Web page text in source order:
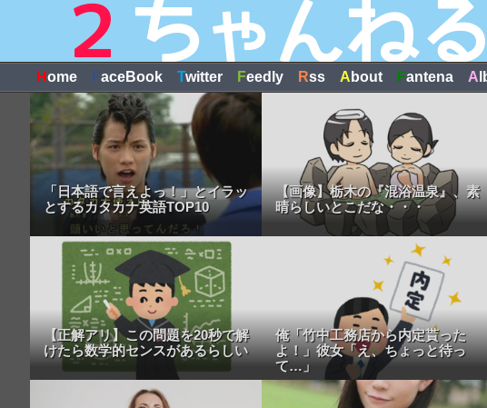
Home FaceBook Twitter Feedly Rss A bout Fantena A
「日本語で言えよっ！」とイラッ
とするカタカナ英語TOP10
【画像】栃木の『混浴温泉』、素
晴らしいとこだな・・・
【正解アリ】この問題を20秒で解
けたら数学的センスがあるらしい
俺「竹中工務店から内定貰った
よ！」彼女「え、ちょっと待っ
て…」